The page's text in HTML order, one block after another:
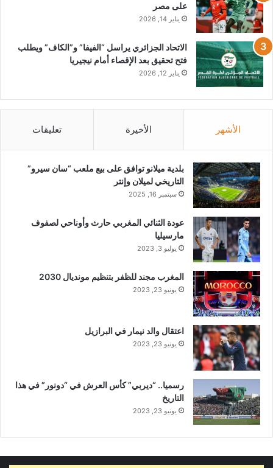
على مصر
يناير 14, 2026
الاتحاد الجزائري يراسل “الفيفا” و”الكاف” ويطلب
فتح تحقيق بعد الإقصاء أمام نيجيريا
يناير 12, 2026
الأشهر الأخيرة تعليقات
بلدية ميلانو توافق على بيع ملعب “سان سيرو”
التاريخي لميلان وإنتر
سبتمبر 16, 2025
عودة الثنائي المغربي حارث وأوناحي لصفوف
مارسيليا
يوليو 3, 2023
المغرب مجند للظفر بتنظيم مونديال 2030
يونيو 23, 2023
اعتقال والد نيمار في البرازيل
يونيو 23, 2023
رسميا.. “ديربي” كأس العرش في “دونور” في هذا
التاريخ
يونيو 23, 2023